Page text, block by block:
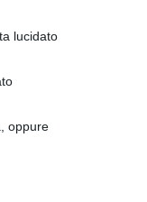
lucidato
oppure